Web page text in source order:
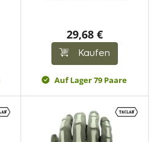
29,68 €
Kaufen
Auf Lager 79 Paare